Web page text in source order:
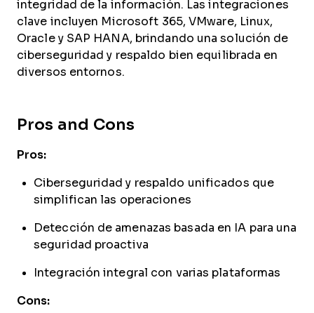
integridad de la información. Las integraciones
clave incluyen Microsoft 365, VMware, Linux,
Oracle y SAP HANA, brindando una solución de
ciberseguridad y respaldo bien equilibrada en
diversos entornos.
Pros and Cons
Pros:
Ciberseguridad y respaldo unificados que
simplifican las operaciones
Detección de amenazas basada en IA para una
seguridad proactiva
Integración integral con varias plataformas
Cons: